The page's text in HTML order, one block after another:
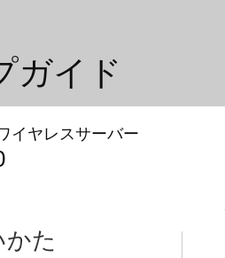
ガイド
イヤレスサーバー
かた